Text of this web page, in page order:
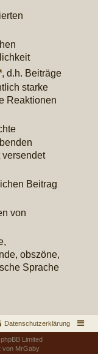
, d.h. Beiträge
starke
Reaktionen
versendet
Beitrag
von
obszöne,
Sprache
Datenschutzerklärung
Limited
von MrGaby